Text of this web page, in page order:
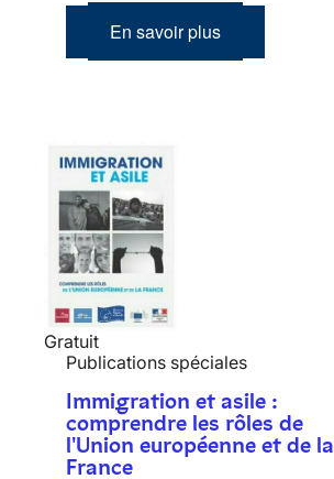
En savoir plus
Gratuit
Publications spéciales
Immigration et asile :
comprendre les rôles de
l'Union européenne et de la
France